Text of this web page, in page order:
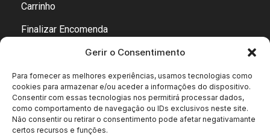
Gerir o Consentimento
Para fornecer as melhores experiências, usamos tecnologias como
cookies para armazenar e/ou aceder a informações do dispositivo.
Consentir com essas tecnologias nos permitirá processar dados,
como comportamento de navegação ou IDs exclusivos neste site.
Não consentir ou retirar o consentimento pode afetar negativamante
certos recursos e funções.
Carrinho
Finalizar Encomenda
Copyright © 2007-2026